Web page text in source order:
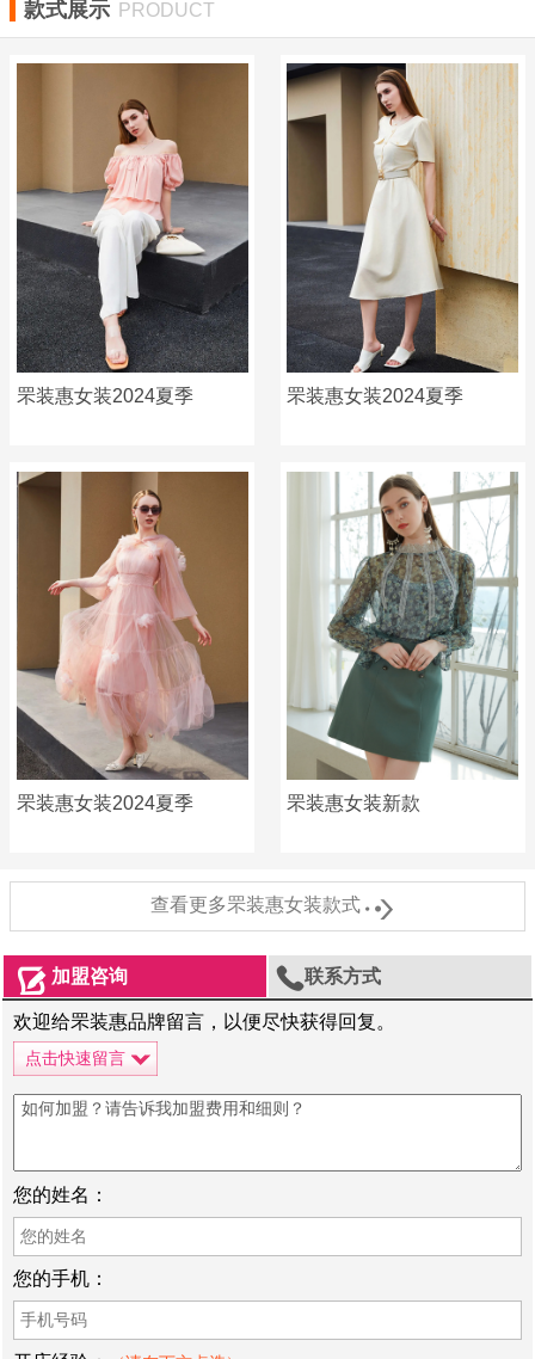
款式展示 PRODUCT
罘装惠女装2024夏季 罘装惠女装2024夏季
罘装惠女装2024夏季 罘装惠女装新款
查看更多罘装惠女装款式
 加盟咨询 联系方式
欢迎给罘装惠品牌留言，以便尽快获得回复。
点击快速留言
您的姓名：
您的手机：